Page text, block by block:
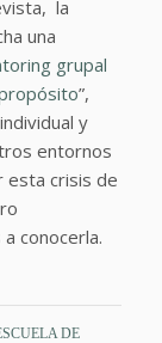
la
una
grupal
”,
y
entornos
esta crisis de
conocerla.
DE